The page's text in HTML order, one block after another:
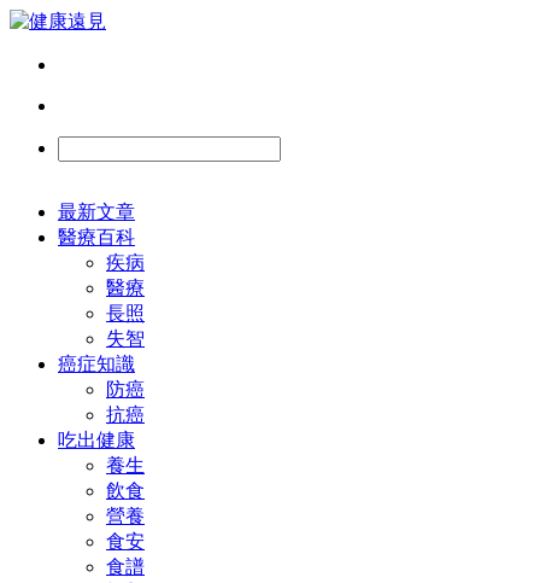
最新文章
醫療百科
疾病
醫療
長照
失智
癌症知識
防癌
抗癌
吃出健康
養生
飲食
營養
食安
食譜